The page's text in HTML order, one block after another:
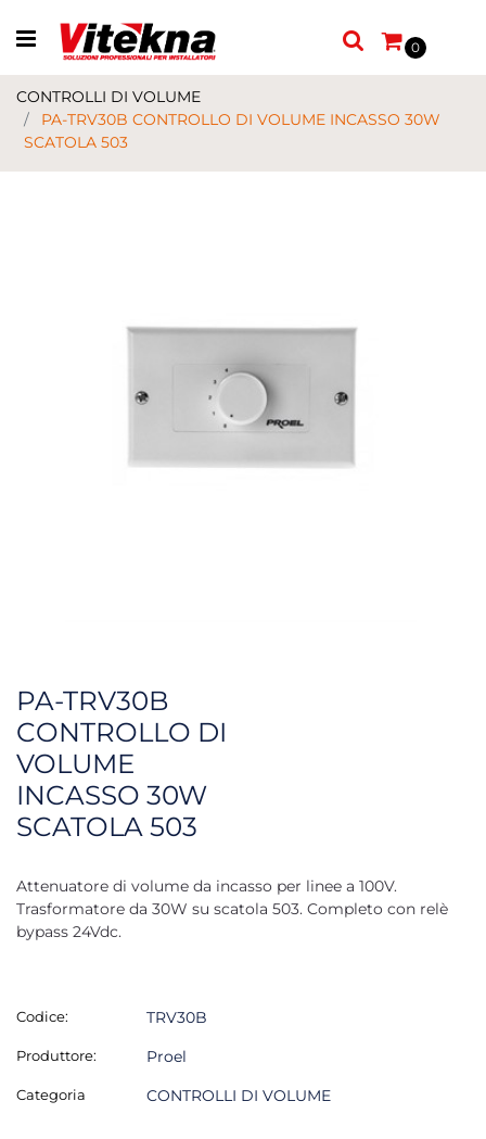
Open menu
0
CONTROLLI DI VOLUME
PA-TRV30B CONTROLLO DI VOLUME INCASSO 30W
SCATOLA 503
PA-TRV30B
CONTROLLO DI
VOLUME
INCASSO 30W
SCATOLA 503
Attenuatore di volume da incasso per linee a 100V.
Trasformatore da 30W su scatola 503. Completo con relè
bypass 24Vdc.
Codice: TRV30B
Produttore: Proel
Categoria CONTROLLI DI VOLUME